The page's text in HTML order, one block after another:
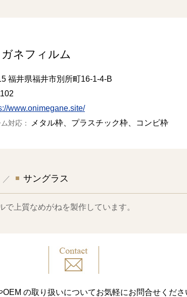
ネフィルム
福井県福井市別所町16-1-4-B
www.onimegane.site/
対応： メタル枠、プラスチック枠、コンビ枠
サングラス
上質なめがねを製作しています。
の取り扱いについてお気軽にお問合せくださ